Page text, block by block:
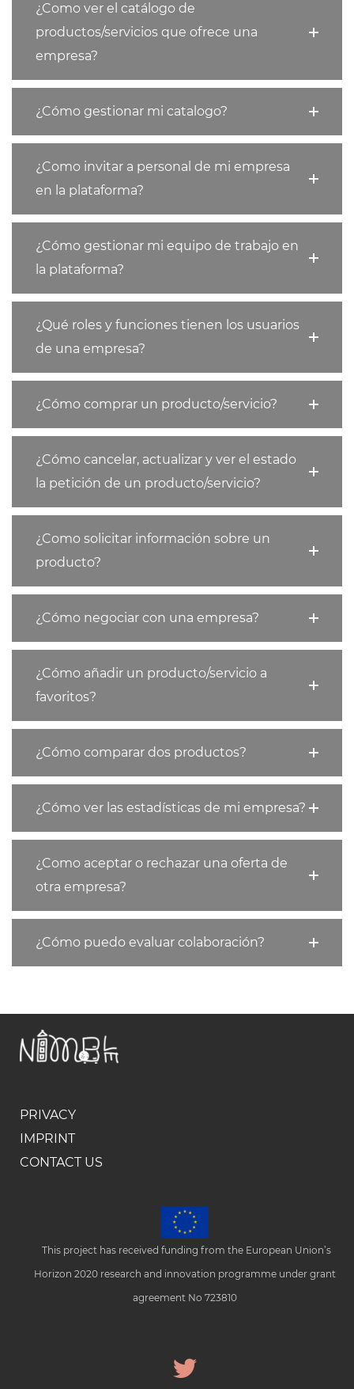
¿Como ver el catálogo de
productos/servicios que ofrece una
empresa?
¿Cómo gestionar mi catalogo?
¿Como invitar a personal de mi empresa
en la plataforma?
¿Cómo gestionar mi equipo de trabajo en
la plataforma?
¿Qué roles y funciones tienen los usuarios
de una empresa?
¿Cómo comprar un producto/servicio?
¿Cómo cancelar, actualizar y ver el estado
la petición de un producto/servicio?
¿Como solicitar información sobre un
producto?
¿Cómo negociar con una empresa?
¿Cómo añadir un producto/servicio a
favoritos?
¿Cómo comparar dos productos?
¿Cómo ver las estadísticas de mi empresa?
¿Como aceptar o rechazar una oferta de
otra empresa?
¿Cómo puedo evaluar colaboración?
PRIVACY
IMPRINT
CONTACT US
This project has received funding from the European Union’s
Horizon 2020 research and innovation programme under grant
agreement No 723810